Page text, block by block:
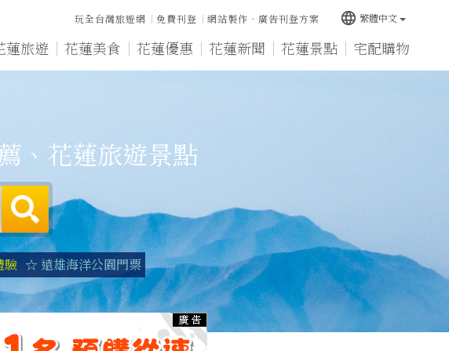
蓮旅遊 花蓮美食 花蓮優惠 花蓮新聞 花蓮景點 宅配購物
玩全台灣旅遊網 免費刊登 網站製作‧廣告刊登方案 language 繁體中文
、花蓮旅遊景點
驗 ☆ 遠雄海洋公園門票